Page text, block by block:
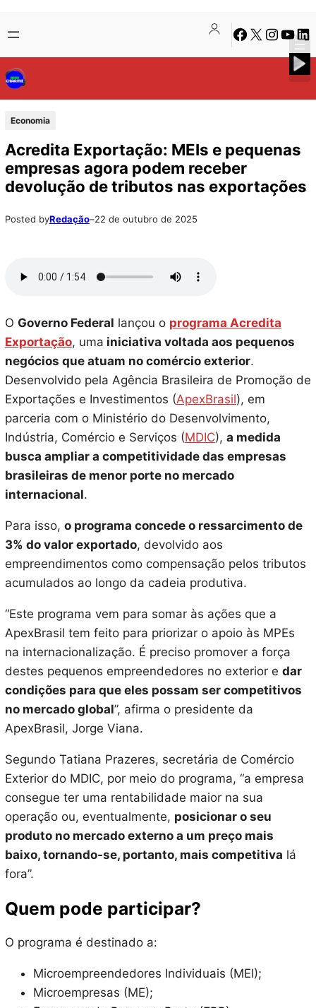
para
o
conteúdo
to
content
Facebook
X Instagram
Economia
Acredita Exportação: MEIs e pequenas
empresas agora podem receber
devolução de tributos nas exportações
Posted byRedação–22 de outubro de 2025
O Governo Federal lançou o programa Acredita
Exportação, uma iniciativa voltada aos pequenos
negócios que atuam no comércio exterior.
Desenvolvido pela Agência Brasileira de Promoção de
Exportações e Investimentos (ApexBrasil), em
parceria com o Ministério do Desenvolvimento,
Indústria, Comércio e Serviços (MDIC), a medida
busca ampliar a competitividade das empresas
brasileiras de menor porte no mercado
internacional.
Para isso, o programa concede o ressarcimento de
3% do valor exportado, devolvido aos
empreendimentos como compensação pelos tributos
acumulados ao longo da cadeia produtiva.
“Este programa vem para somar às ações que a
ApexBrasil tem feito para priorizar o apoio às MPEs
na internacionalização. É preciso promover a força
destes pequenos empreendedores no exterior e dar
condições para que eles possam ser competitivos
no mercado global”, afirma o presidente da
ApexBrasil, Jorge Viana.
Segundo Tatiana Prazeres, secretária de Comércio
Exterior do MDIC, por meio do programa, “a empresa
consegue ter uma rentabilidade maior na sua
operação ou, eventualmente, posicionar o seu
produto no mercado externo a um preço mais
baixo, tornando-se, portanto, mais competitiva lá
fora”.
Quem pode participar?
O programa é destinado a:
Microempreendedores Individuais (MEI);
Microempresas (ME);